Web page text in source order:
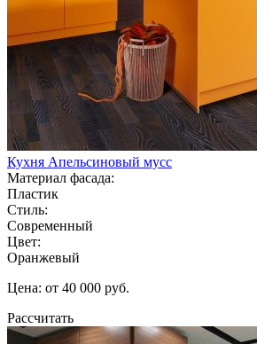
Кухня Апельсиновый мусс
Материал фасада:
Пластик
Стиль:
Современный
Цвет:
Оранжевый
Цена: от 40 000 руб.
Рассчитать